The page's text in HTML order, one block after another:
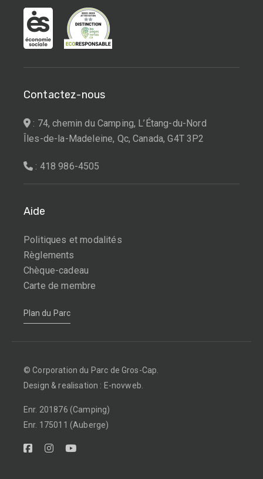
Contactez-nous
: 74, chemin du Camping, L’Étang-du-Nord
Îles-de-la-Madeleine, Qc, Canada, G4T 3P2
: 418 986-4505
Aide
Politiques et modalités
Règlements
Chèque-cadeau
Carte de membre
Plan du Parc
© Corporation du Parc de Gros-Cap.
Design & realisation : E-novweb.
Enr. 201876 (Camping)
Enr. 175011 (Auberge)